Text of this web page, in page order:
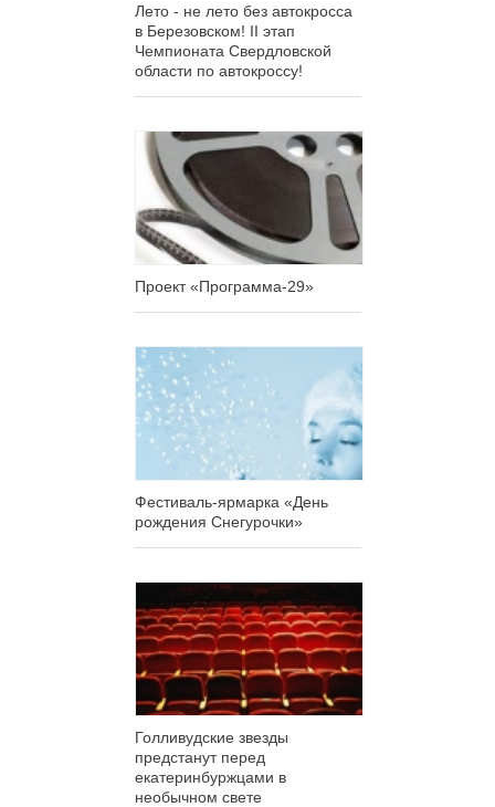
Лето - не лето без автокросса
в Березовском! II этап
Чемпионата Свердловской
области по автокроссу!
Проект «Программа-29»
Фестиваль-ярмарка «День
рождения Снегурочки»
Голливудские звезды
предстанут перед
екатеринбуржцами в
необычном свете